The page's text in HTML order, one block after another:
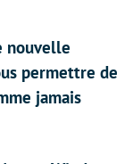
nouvelle
permettre de
jamais